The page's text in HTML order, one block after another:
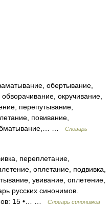
обертывание,
окручивание,
перепутывание,
повивание,
…
Словарь
переплетание,
оплетание, подвивка,
увивание, оплетение,
русских синонимов.
15 •… …
Словарь синонимов